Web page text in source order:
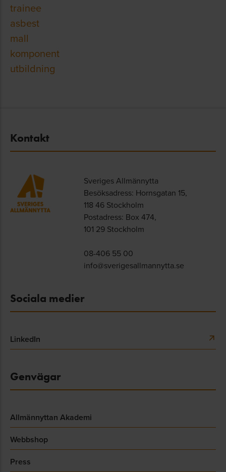
trainee
asbest
mall
komponent
utbildning
Kontakt
Sveriges Allmännytta
Besöksadress: Hornsgatan 15,
118 46 Stockholm
Postadress: Box 474,
101 29 Stockholm
08-406 55 00
info@sverigesallmannytta.se
Sociala medier
LinkedIn
Genvägar
Allmännyttan Akademi
Webbshop
Press